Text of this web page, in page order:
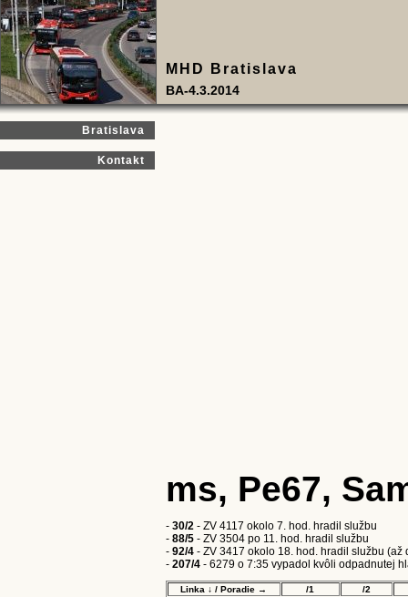
MHD Bratislava
BA-4.3.2014
Bratislava
Kontakt
ms, Pe67,
- 30/2 - ZV 4117 okolo 7. hod. hradil službu
- 88/5 - ZV 3504 po 11. hod. hradil službu
- 92/4 - ZV 3417 okolo 18. hod. hradil službu (až
- 207/4 - 6279 o 7:35 vypadol kvôli odpadnutej
Linka ↓ / Poradie → /1
/2